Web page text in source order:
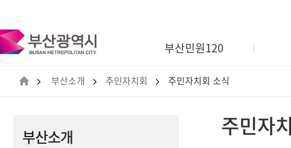
산
광
역
BUSAN
METROPOLITAN
부산민원120
부산소개 주민자치회 주민자치회 소식
부산소개 주민자